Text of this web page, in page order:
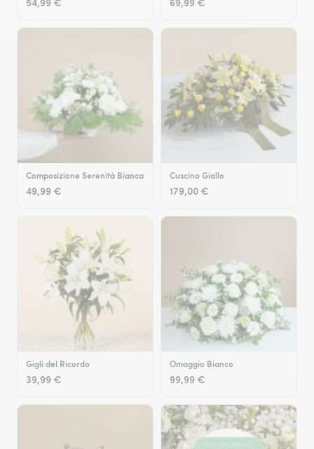
Composizione Serenità Bianca
49,99 €
Cuscino Giallo
179,00 €
Gigli del Ricordo
39,99 €
Omaggio Bianco
99,99 €